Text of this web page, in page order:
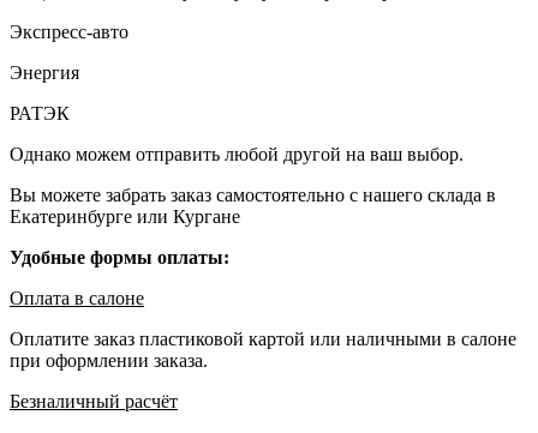
Экспресс-авто
Энергия
РАТЭК
Однако можем отправить любой другой на ваш выбор.
Вы можете забрать заказ самостоятельно с нашего склада в
Екатеринбурге или Кургане
Удобные формы оплаты:
Оплата в салоне
Оплатите заказ пластиковой картой или наличными в салоне
при оформлении заказа.
Безналичный расчёт